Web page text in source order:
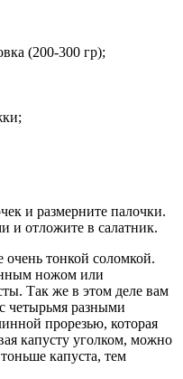
(200-300 гр);
и размерните палочки.
и отложите в салатник.
тонкой соломкой.
ножом или
Так же в этом деле вам
четырьмя разными
прорезью, которая
капусту уголком, можно
капуста, тем